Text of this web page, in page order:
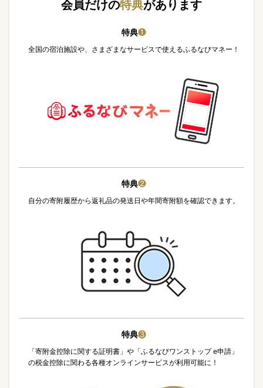
会員だけの特典があります
特典❶
全国の宿泊施設や、さまざまなサービスで使えるふるなびマネー！
特典❷
自分の寄附履歴から返礼品の発送日や年間寄附額を確認できます。
特典❸
「寄附金控除に関する証明書」や「ふるなびワンストップ e申請」
の税金控除に関わる各種オンラインサービスが利用可能に！